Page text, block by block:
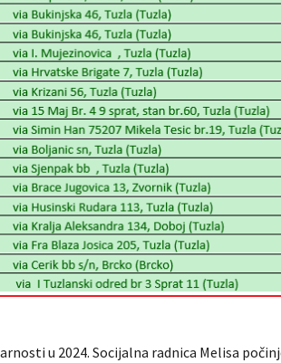
u 2024. Socijalna radnica Melisa